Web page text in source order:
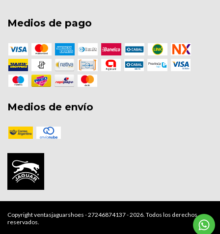
Medios de pago
Medios de envío
Copyright ventasjaguarshoes - 27246874137 - 2026. Todos los derechos
reservados.